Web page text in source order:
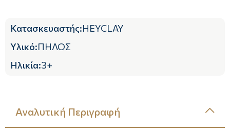
Κατασκευαστής:HEYCLAY
Υλικό:ΠΗΛΟΣ
Ηλικία:3+
Αναλυτική Περιγραφή